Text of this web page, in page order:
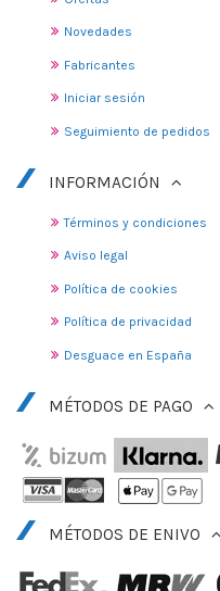
Novedades
Fabricantes
Iniciar sesión
Seguimiento de pedidos
INFORMACIÓN
Términos y condiciones
Aviso legal
Política de cookies
Política de privacidad
Desguace en España
MÉTODOS DE PAGO
MÉTODOS DE ENIVO